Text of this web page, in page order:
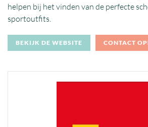
helpen bij het vinden van de perfecte
sportoutfits.
BEKIJK DE WEBSITE CONTACT